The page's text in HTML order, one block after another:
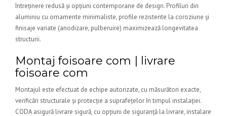
întreținere redusă și opțiuni contemporane de design. Profiluri din
aluminiu cu ornamente minimaliste, profile rezistente la coroziune și
finisaje variate (anodizare, pulberuire) maximizează longevitatea
structurii.
Montaj foisoare com | livrare
foisoare com
Montajul este efectuat de echipe autorizate, cu măsurători exacte,
verificări structurale și protecție a suprafețelor în timpul instalației.
CODA asigură livrare sigură, cu opțiuni de siguranță la livrare, instalare